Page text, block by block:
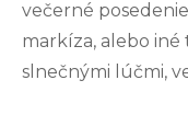
večerné
markíza, alebo iné
slnečnými lúčmi,